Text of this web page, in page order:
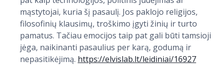
mąstytojai, kuria šį pasaulį. Jos paklojo religijos,
filosofinių klausimų, troškimo įgyti žinių ir turto
pamatus. Tačiau emocijos taip pat gali būti tamsioji
jėga, naikinanti pasaulius per karą, godumą ir
nepasitikėjimą. https://elvislab.lt/leidiniai/16927